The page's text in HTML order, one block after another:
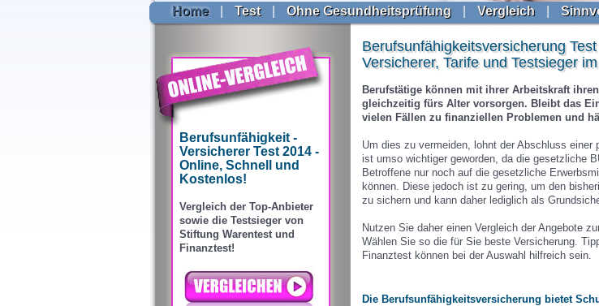
Home Test Ohne Gesundheitsprüfung Vergleich
Berufsunfähigkeit -
Versicherer Test 2014 -
Online, Schnell und
Kostenlos!
Vergleich der Top-Anbieter
sowie die Testsieger von
Stiftung Warentest und
Finanztest!
Berufsunfähigkeitsversicherung
Versicherer, Tarife und Testsieger
Berufstätige können mit ihrer Arbeitskraft
gleichzeitig fürs Alter vorsorgen. Bleibt das
vielen Fällen zu finanziellen Problemen und
Um dies zu vermeiden, lohnt der Abschluss einer
ist umso wichtiger geworden, da die gesetzliche
Betroffene nur noch auf die gesetzliche
können. Diese jedoch ist zu gering, um den
zu sichern und kann daher lediglich als
Nutzen Sie daher einen Vergleich der Angebote
Wählen Sie so die für Sie beste Versicherung.
Finanztest können bei der Auswahl hilfreich sein.
Die Berufsunfähigkeitsversicherung bietet